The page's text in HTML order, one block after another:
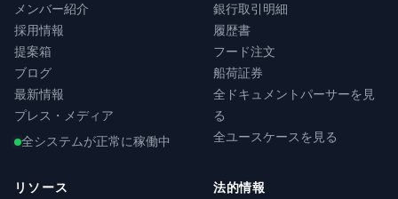
メンバー紹介
採用情報
提案箱
ブログ
最新情報
プレス・メディア
全システムが正常に稼働中
銀行取引明細
履歴書
フード注文
船荷証券
全ドキュメントパーサーを見
る
全ユースケースを見る
リソース 法的情報